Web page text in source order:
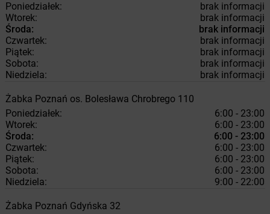
Poniedziałek:
brak informacji
Wtorek:
brak informacji
Środa:
brak informacji
Czwartek:
brak informacji
Piątek:
brak informacji
Sobota:
brak informacji
Niedziela:
brak informacji
Żabka Poznań os. Bolesława Chrobrego 110
Poniedziałek:
6:00 - 23:00
Wtorek:
6:00 - 23:00
Środa:
6:00 - 23:00
Czwartek:
6:00 - 23:00
Piątek:
6:00 - 23:00
Sobota:
6:00 - 23:00
Niedziela:
9:00 - 22:00
Żabka Poznań Gdyńska 32